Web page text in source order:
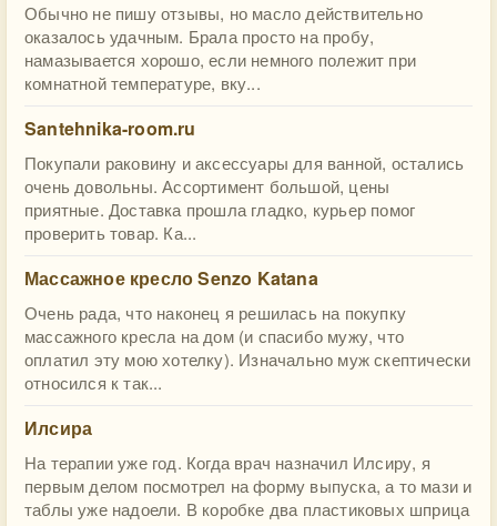
Обычно не пишу отзывы, но масло действительно
оказалось удачным. Брала просто на пробу,
намазывается хорошо, если немного полежит при
комнатной температуре, вку...
Santehnika-room.ru
Покупали раковину и аксессуары для ванной, остались
очень довольны. Ассортимент большой, цены
приятные. Доставка прошла гладко, курьер помог
проверить товар. Ка...
Массажное кресло Senzo Katana
Очень рада, что наконец я решилась на покупку
массажного кресла на дом (и спасибо мужу, что
оплатил эту мою хотелку). Изначально муж скептически
относился к так...
Илсира
На терапии уже год. Когда врач назначил Илсиру, я
первым делом посмотрел на форму выпуска, а то мази и
таблы уже надоели. В коробке два пластиковых шприца